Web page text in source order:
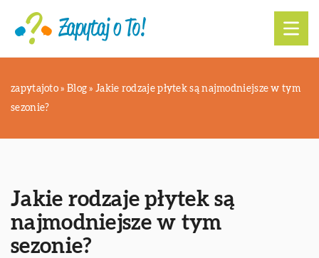
zapytajoto » Blog »Jakie rodzaje płytek są najmodniejsze w tym
sezonie?
Jakie rodzaje płytek są
najmodniejsze w tym
sezonie?